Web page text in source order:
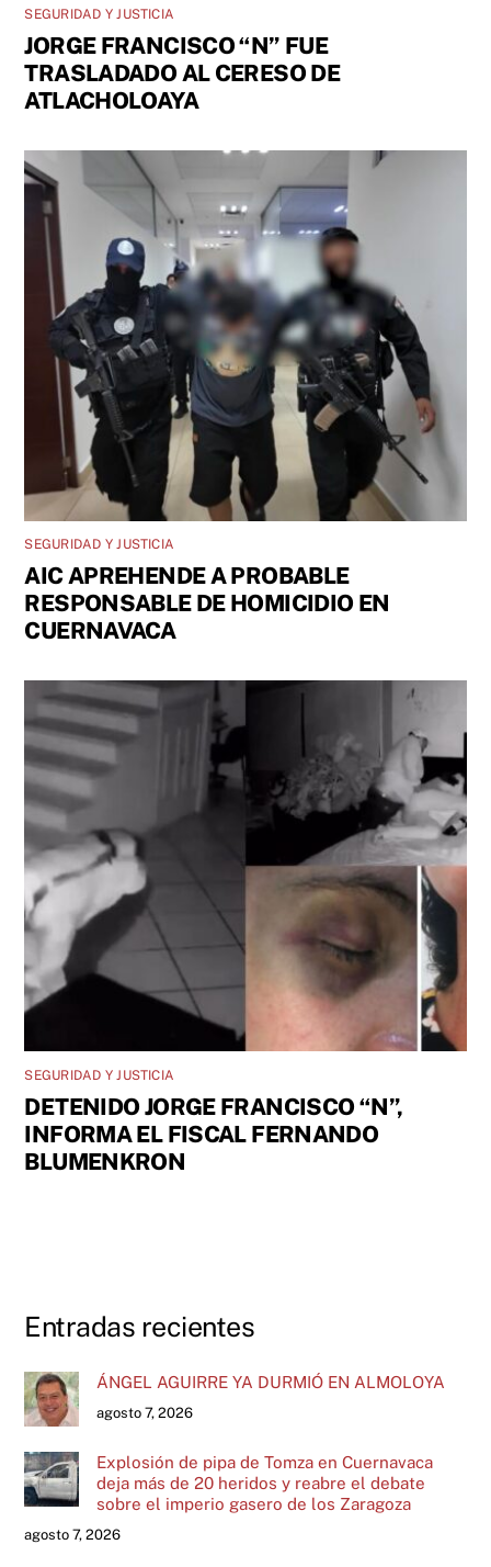
SEGURIDAD Y JUSTICIA
JORGE FRANCISCO “N” FUE
TRASLADADO AL CERESO DE
ATLACHOLOAYA
SEGURIDAD Y JUSTICIA
AIC APREHENDE A PROBABLE
RESPONSABLE DE HOMICIDIO EN
CUERNAVACA
SEGURIDAD Y JUSTICIA
DETENIDO JORGE FRANCISCO “N”,
INFORMA EL FISCAL FERNANDO
BLUMENKRON
Entradas recientes
ÁNGEL AGUIRRE YA DURMIÓ EN ALMOLOYA
agosto 7, 2026
Explosión de pipa de Tomza en Cuernavaca
deja más de 20 heridos y reabre el debate
sobre el imperio gasero de los Zaragoza
agosto 7, 2026